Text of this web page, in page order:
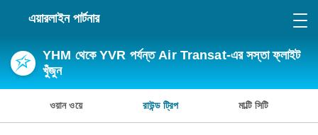
এয়ারলাইন পার্টনার
YHM থেকে YVR পর্যন্ত Air Transat-এর সস্তা ফ্লাইট
খুঁজুন
ওয়ান ওয়ে রাউন্ড ট্রিপ মাল্টি সিটি